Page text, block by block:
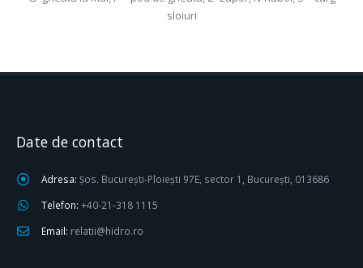
sloiuri
Date de contact
Adresa: Șos. București-Ploiești 97E, sector 1, București, 013686
Telefon: +40-21-318 1115
Email: relatii@hidro.ro